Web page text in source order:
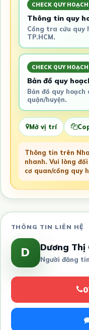
CHECK QUY HOẠCH
Thông tin quy
Cổng tra cứu quy
TP.HCM.
CHECK QUY HOẠCH
Bản đồ quy
Bản đồ quy hoạch
quận/huyện.
Mở vị trí
Thông tin trên
nhanh. Vui lòng
cơ quan/cổng quy
THÔNG TIN LIÊN HỆ
D Dương Thị
Người đăng tin